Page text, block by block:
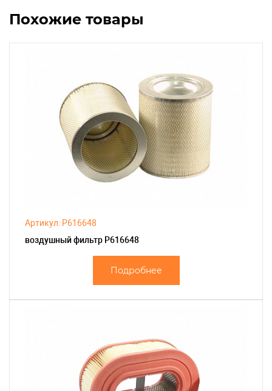
Похожие товары
Артикул: P616648
воздушный фильтр P616648
Подробнее